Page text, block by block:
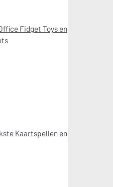
Fidget Toys en
Kaartspellen en